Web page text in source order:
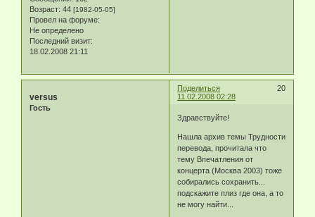
Возраст: 44 [1982-05-05]
Провел на форуме:
Не определено
Последний визит:
18.02.2008 21:11
Поделиться
20
11.02.2008 02:28
versus
Гость
Здравствуйте!
Нашла архив темы Трудности
перевода, прочитала что
тему Впечатления от
концерта (Москва 2003) тоже
собирались сохранить...
подскажите плиз где она, а то
не могу найти...